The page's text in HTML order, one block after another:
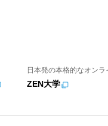
日本発の本格的なオンラ
ZEN大学